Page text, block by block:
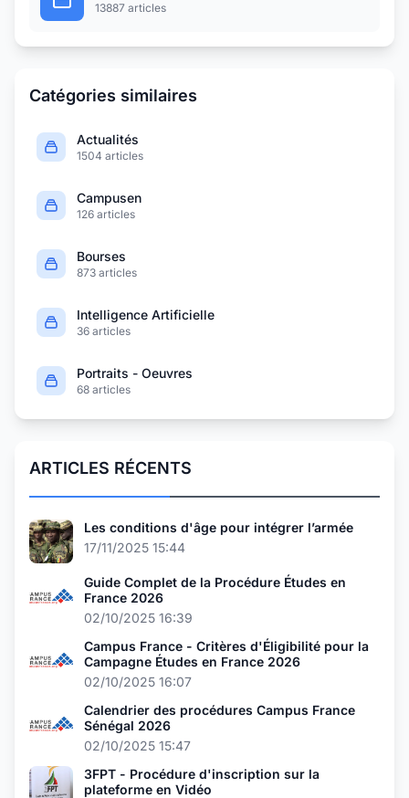
13887 articles
Catégories similaires
Actualités
1504 articles
Campusen
126 articles
Bourses
873 articles
Intelligence Artificielle
36 articles
Portraits - Oeuvres
68 articles
ARTICLES RÉCENTS
Les conditions d'âge pour intégrer l’armée
17/11/2025 15:44
Guide Complet de la Procédure Études en
France 2026
02/10/2025 16:39
Campus France - Critères d'Éligibilité pour la
Campagne Études en France 2026
02/10/2025 16:07
Calendrier des procédures Campus France
Sénégal 2026
02/10/2025 15:47
3FPT - Procédure d'inscription sur la
plateforme en Vidéo